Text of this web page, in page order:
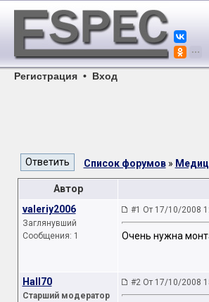
Регистрация • Вход
Список форумов»
Автор
valeriy2006
Заглянувший
Сообщения: 1
#1 От 17/10/2008
Очень нужна
Hall70
Старший модератор
#2 От 17/10/2008